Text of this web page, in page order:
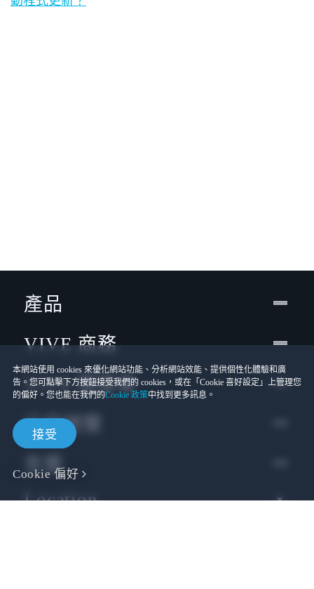
本網站使用 cookies 來優化網站功能、分析網站效能、提供個性化體驗和廣
告。您可點擊下方按鈕接受我們的 cookies，或在「Cookie 喜好設定」上管理您
的偏好。您也能在我們的Cookie 政策中找到更多訊息。
接受
Cookie 偏好
產品
VIVE 商務
VIVE 開發者
公司總覽
支援
Location